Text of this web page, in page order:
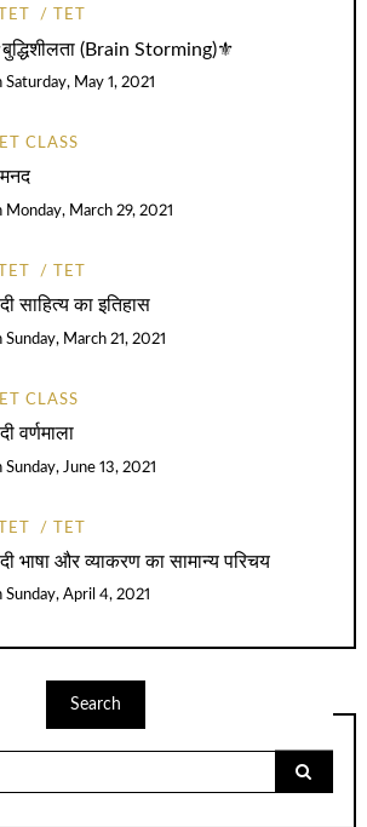
TET
(Brain Storming)⚜️
Saturday, May 1, 2021
CLASS
Monday, March 29, 2021
TET
साहित्य का इतिहास
Sunday, March 21, 2021
CLASS
वर्णमाला
Sunday, June 13, 2021
TET
भाषा और व्याकरण का सामान्य परिचय
Sunday, April 4, 2021
Search